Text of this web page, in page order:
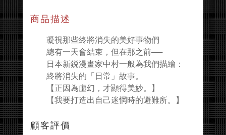
商品描述
凝視那些終將消失的美好事物們
總有一天會結束，但在那之前──
日本新鋭漫畫家中村一般為我們描繪：
終將消失的「日常」故事。
【正因為虛幻，才顯得美妙。】
【我要打造出自己迷惘時的避難所。】
顧客評價